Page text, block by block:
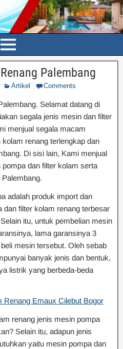
Palembang
Artikel Comments
Selamat datang di
segala jenis mesin dan filter
menjual segala macam
renang terlengkap dan
Di sisi lain, Kami menjual
dan filter kolam serta
adalah produk import dan
dan filter kolam renang terbesar
itu, untuk pembelian mesin
lama garansinya 3
mesin tersebut. Oleh sebab
banyak jenis dan bentuk,
listrik yang berbeda-beda
Renang Emaux Cilebut Bogor
renang jenis mesin pompa
Selain itu, adapun jenis
yaitu mesin pompa dan